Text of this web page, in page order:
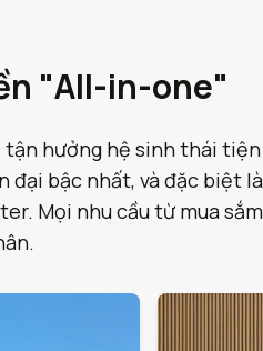
"All-in-one"
hưởng hệ sinh thái
đại bậc nhất, và đặc biệt
Mọi nhu cầu từ mua